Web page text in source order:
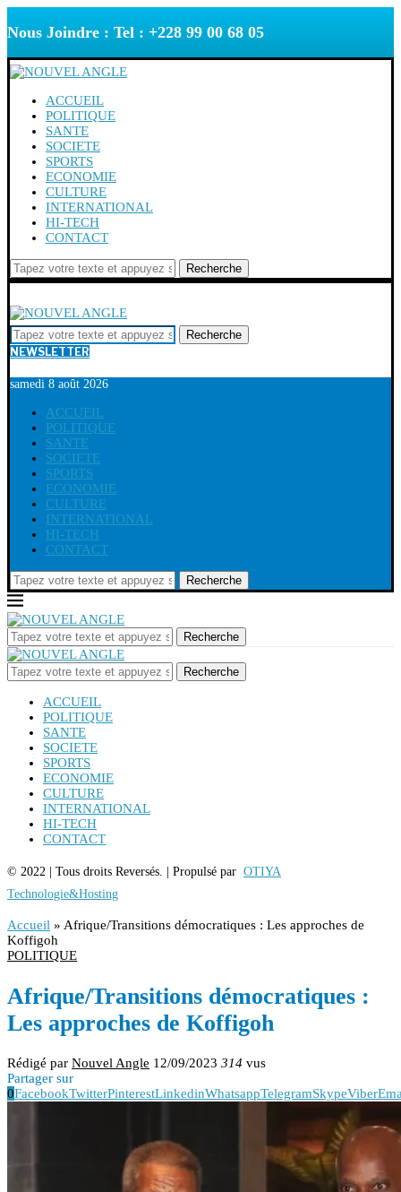
Nous Joindre : Tel : +228 99 00 68 05
ACCUEIL
POLITIQUE
SANTE
SOCIETE
SPORTS
ECONOMIE
CULTURE
INTERNATIONAL
HI-TECH
CONTACT
Recherche
Recherche
NEWSLETTER
samedi 8 août 2026
ACCUEIL
POLITIQUE
SANTE
SOCIETE
SPORTS
ECONOMIE
CULTURE
INTERNATIONAL
HI-TECH
CONTACT
Recherche
Recherche
Recherche
ACCUEIL
POLITIQUE
SANTE
SOCIETE
SPORTS
ECONOMIE
CULTURE
INTERNATIONAL
HI-TECH
CONTACT
© 2022 | Tous droits Reversés. | Propulsé par OTIYA
Technologie&Hosting
Accueil » Afrique/Transitions démocratiques : Les approches de
Koffigoh
POLITIQUE
Afrique/Transitions démocratiques :
Les approches de Koffigoh
Rédigé par Nouvel Angle 12/09/2023 314 vus
Partager sur
0FacebookTwitterPinterestLinkedinWhatsappTelegramSkypeViber